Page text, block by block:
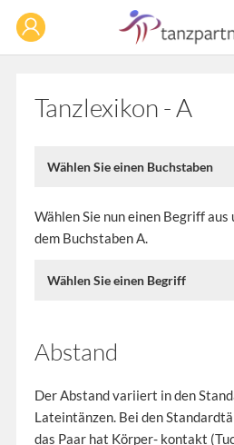
Tanzlexikon - A
Wählen Sie einen Buchstaben
Wählen Sie nun einen Begriff
dem Buchstaben A.
Wählen Sie einen Begriff
Abstand
Der Abstand variiert in den
Lateintänzen. Bei den
das Paar hat Körper- kontakt